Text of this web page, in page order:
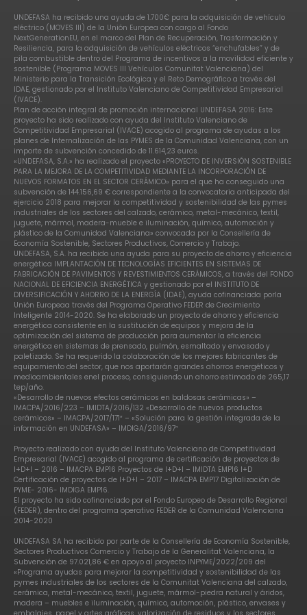
UNDEFASA ha recibido una ayuda de 1.700€ para la adquisición de vehículo
eléctrico (MOVES III) de la Unión Europea con cargo al Fondo
NextGenerationEU, en el marco del Plan de Recuperación, Trasformación y
Resiliencia, para la adquisición de vehículos eléctricos “enchufables” y de
pila combustible dentro del Programa de incentivos a la movilidad eficiente y
sostenible (Programa MOVES III Vehículos Comunitat Valenciana) del
Ministerio para la Transición Ecológica y el Reto Demográfico a través del
IDAE, gestionado por el Instituto Valenciano de Competitividad Empresarial
(IVACE).
Plan de acción integral de promoción internacional UNDEFASA 2016: Este
proyecto ha sido realizado con ayuda del Instituto Valenciano de
Competitividad Empresarial (IVACE) acogido al programa de ayudas a los
planes de Internalización de las PYMES de la Comunidad Valenciana, con un
importe de subvención concedido de 11.614,23 euros.
«UNDEFASA, S.A.» ha realizado el proyecto «PROYECTO DE INVERSIÓN SOSTENIBLE
PARA LA MEJORA DE LA COMPETITIVIDAD MEDIANTE LA INCORPORACIÓN DE
NUEVOS FORMATOS EN EL SECTOR CERÁMICO» para el que ha conseguido una
subvención de 144.156,69 € correspondiente a la convocatoria anticipada del
ejercicio 2018 para mejorar la competitividad y sostenibilidad de las pymes
industriales de los sectores del calzado, cerámico, metal-mecánico, textil,
juguete, mármol, madera-mueble e iluminación, químico, automoción y
plástico de la Comunidad Valenciana» convocada por la Consellería de
Economía Sostenible, Sectores Productivos, Comercio y Trabajo.
UNDEFASA, S.A. ha recibido una ayuda para su proyecto de ahorro y eficiencia
energética IMPLANTACIÓN DE TECNOLOGÍAS EFICIENTES EN SISTEMAS DE
FABRICACIÓN DE PAVIMENTOS Y REVESTIMIENTOS CERÁMICOS, a través del FONDO
NACIONAL DE EFICIENCIA ENERGÉTICA y gestionado por el INSTITUTO DE
DIVERSIFICACIÓN Y AHORRO DE LA ENERGÍA (IDAE), ayuda cofinanciada porla
Unión Europeaa través del Programa Operativo FEDER de Crecimiento
Inteligente 2014-2020. Se ha elaborado un proyecto de ahorro y eficiencia
energética consistente en la sustitución de equipos y mejora de la
optimización del sistema de producción para aumentar la eficiencia
energética en sistemas de prensado, pulmón, esmaltado y envasado y
paletizado. Se ha requerido la colaboración de los mejores fabricantes de
equipamiento del sector, que nos aportarán grandes ahorros energéticos y
medioambientales enel proceso, consiguiendo un ahorro estimado de 265,17
tep/año.
«Desarrollo de nuevos efectos cerámicos en baldosas cerámicas» –
IMACPA/2016/223 – IMIDTA/2016/132 «Desarrollo de nuevos productos
cerámicos» – IMACPA/2017/171″ – «Solución para la gestión integrada de la
información en UNDEFASA» – IMDIGA/2016/97″
Proyecto realizado con ayuda del Instituto Valenciano de Competitividad
Empresarial (IVACE) acogido al programa de certificación de proyectos de
I+D+I – 2016 – IMACPA EMP16 Proyectos de I+D+I – IMIDTA EMP16 I+D
Certificación de proyectos de I+D+I – 2017 – IMACPA EMP17 Digitalización de
PYME- 2016- IMDIGA EMP16.
El proyecto ha sido cofinanciado por el Fondo Europeo de Desarrollo Regional
(FEDER), dentro del programa operativo FEDER de la Comunidad Valenciana
2014-2020
UNDEFASA SA ha recibido por parte de la Consellería de Economía Sostenible,
Sectores Productivos Comercio y Trabajo de la Generalitat Valenciana, la
Subvención de 97.021,86 € en apoyo al proyecto INPYME/2022/209 del
«Programa ayudas para mejorar la competitividad y sostenibilidad de las
pymes industriales de los sectores de la Comunitat Valenciana del calzado,
cerámica, metal-mecánico, textil, juguete, mármol-piedra natural y áridos,
madera – muebles e iluminación, químico, automoción, plástico, envases y